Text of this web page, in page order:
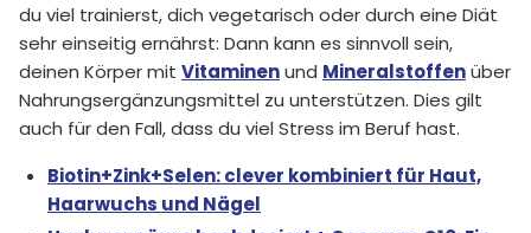
du viel trainierst, dich vegetarisch oder durch eine Diät
sehr einseitig ernährst: Dann kann es sinnvoll sein,
deinen Körper mit Vitaminenund Mineralstoffenüber
Nahrungsergänzungsmittel zu unterstützen. Dies gilt
auch für den Fall, dass du viel Stress im Beruf hast.
Biotin+Zink+Selen: clever kombiniert für Haut,
Haarwuchs und Nägel